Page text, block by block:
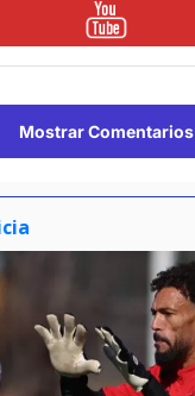
Mostrar Comentarios